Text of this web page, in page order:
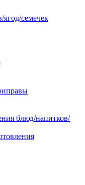
семечек
блюд/напитков/